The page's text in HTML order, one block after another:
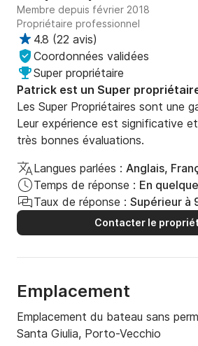
Membre depuis février 2018
Propriétaire professionnel
4.8 (22 avis)
Coordonnées validées
Super propriétaire
Patrick est un Super
Les Super Propriétaires sont une
Leur expérience est significative
très bonnes évaluations.
Langues parlées : Anglais,
Temps de réponse : En
Taux de réponse : Supérieur à
Contacter le
Emplacement
Emplacement du bateau sans
Santa Giulia, Porto-Vecchio